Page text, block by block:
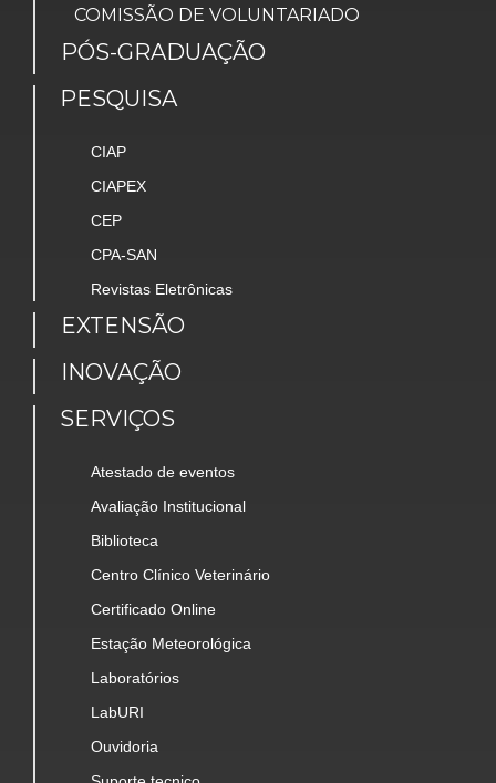
COMISSÃO DE VOLUNTARIADO
PÓS-GRADUAÇÃO
PESQUISA
CIAP
CIAPEX
CEP
CPA-SAN
Revistas Eletrônicas
EXTENSÃO
INOVAÇÃO
SERVIÇOS
Atestado de eventos
Avaliação Institucional
Biblioteca
Centro Clínico Veterinário
Certificado Online
Estação Meteorológica
Laboratórios
LabURI
Ouvidoria